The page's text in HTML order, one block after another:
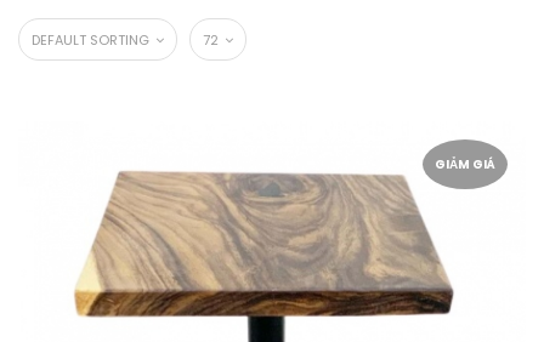
DEFAULT SORTING 72
GIẢM GIÁ